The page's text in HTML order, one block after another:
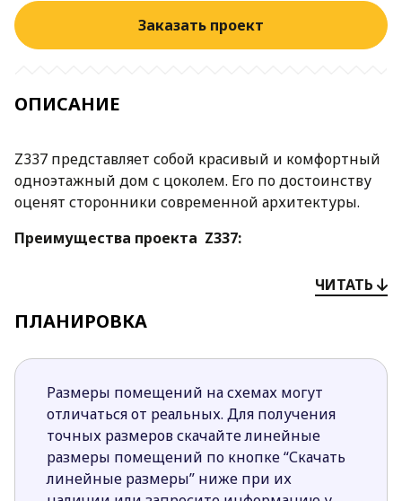
Заказать проект
ОПИСАНИЕ
Z337 представляет собой красивый и комфортный
одноэтажный дом с цоколем. Его по достоинству
оценят сторонники современной архитектуры.
Преимущества проекта Z337:
деревянной отделкой делают дом особенным
Грамотная планировка четко делит
обеспечивает чувство комфорта и свободы
каждому домочадцу;
Помещение, запроектированное как кабинет,
может служить дополнительной спальней и
гостевой комнатой;
ЧИТАТЬ
ПЛАНИРОВКА
Размеры помещений на схемах могут
отличаться от реальных. Для получения
точных размеров скачайте линейные
размеры помещений по кнопке “Скачать
линейные размеры” ниже при их